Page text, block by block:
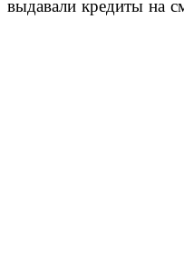
выдавали кредиты на